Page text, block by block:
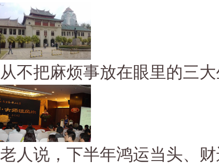
从不把麻烦事放在眼里的三
老人说，下半年鸿运当头、